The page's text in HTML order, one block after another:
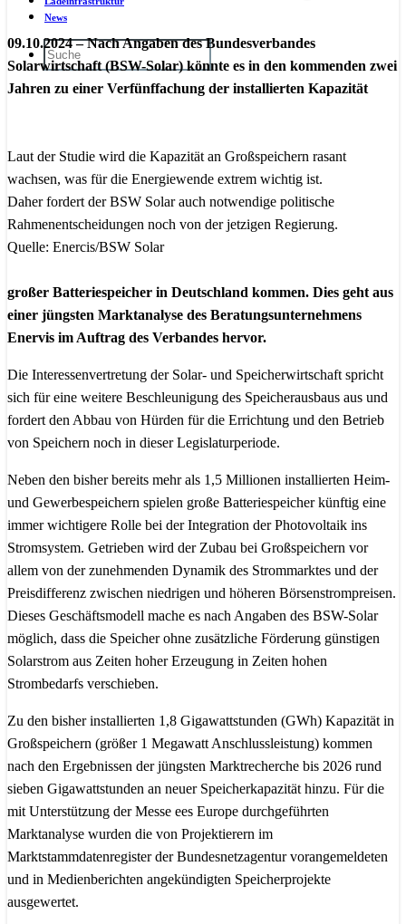
News
09.10.2024 – Nach Angaben des Bundesverbandes
Solarwirtschaft (BSW-Solar) könnte es in den kommenden zwei
Jahren zu einer Verfünffachung der installierten Kapazität
Laut der Studie wird die Kapazität an Großspeichern rasant
wachsen, was für die Energiewende extrem wichtig ist.
Daher fordert der BSW Solar auch notwendige politische
Rahmenentscheidungen noch von der jetzigen Regierung.
Quelle: Enercis/BSW Solar
großer Batteriespeicher in Deutschland kommen. Dies geht aus
einer jüngsten Marktanalyse des Beratungsunternehmens
Enervis im Auftrag des Verbandes hervor.
Die Interessenvertretung der Solar- und Speicherwirtschaft spricht
sich für eine weitere Beschleunigung des Speicherausbaus aus und
fordert den Abbau von Hürden für die Errichtung und den Betrieb
von Speichern noch in dieser Legislaturperiode.
Neben den bisher bereits mehr als 1,5 Millionen installierten Heim-
und Gewerbespeichern spielen große Batteriespeicher künftig eine
immer wichtigere Rolle bei der Integration der Photovoltaik ins
Stromsystem. Getrieben wird der Zubau bei Großspeichern vor
allem von der zunehmenden Dynamik des Strommarktes und der
Preisdifferenz zwischen niedrigen und höheren Börsenstrompreisen.
Dieses Geschäftsmodell mache es nach Angaben des BSW-Solar
möglich, dass die Speicher ohne zusätzliche Förderung günstigen
Solarstrom aus Zeiten hoher Erzeugung in Zeiten hohen
Strombedarfs verschieben.
Zu den bisher installierten 1,8 Gigawattstunden (GWh) Kapazität in
Großspeichern (größer 1 Megawatt Anschlussleistung) kommen
nach den Ergebnissen der jüngsten Marktrecherche bis 2026 rund
sieben Gigawattstunden an neuer Speicherkapazität hinzu. Für die
mit Unterstützung der Messe ees Europe durchgeführten
Marktanalyse wurden die von Projektierern im
Marktstammdatenregister der Bundesnetzagentur vorangemeldeten
und in Medienberichten angekündigten Speicherprojekte
ausgewertet.